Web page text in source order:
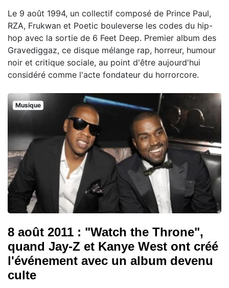
Le 9 août 1994, un collectif composé de Prince Paul,
RZA, Frukwan et Poetic bouleverse les codes du hip-
hop avec la sortie de 6 Feet Deep. Premier album des
Gravediggaz, ce disque mélange rap, horreur, humour
noir et critique sociale, au point d'être aujourd'hui
considéré comme l'acte fondateur du horrorcore.
Musique
8 août 2011 : "Watch the Throne",
quand Jay-Z et Kanye West ont créé
l'événement avec un album devenu
culte